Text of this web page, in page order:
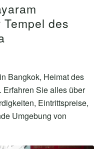
des
Bangkok, Heimat des
Sie alles über
Eintrittspreise,
Umgebung von